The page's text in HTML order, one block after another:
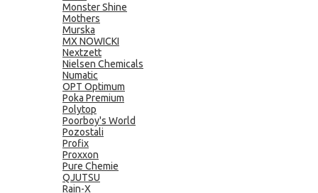
Monster Shine
Mothers
Murska
MX NOWICKI
Nextzett
Nielsen Chemicals
Numatic
OPT Optimum
Poka Premium
Polytop
Poorboy's World
Pozostali
Profix
Proxxon
Pure Chemie
QJUTSU
Rain-X